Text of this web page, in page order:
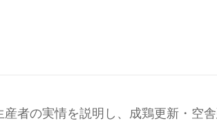
者の実情を説明し、成鶏更新・空